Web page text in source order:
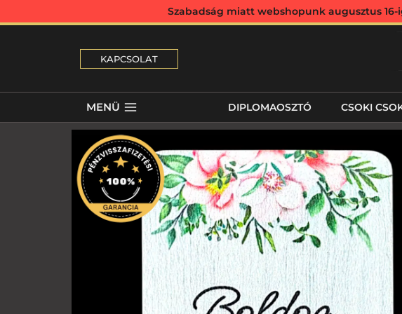
Szabadság miatt webshopunk augusztus
KAPCSOLAT
MENÜ DIPLOMAOSZTÓ CSOKI